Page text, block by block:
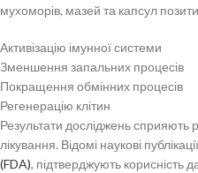
мухоморів, мазей та капсул
Активізацію імунної системи
Зменшення запальних процесів
Покращення обмінних процесів
Регенерацію клітин
Результати досліджень сприяють
лікування. Відомі наукові
(FDA), підтверджують корисність